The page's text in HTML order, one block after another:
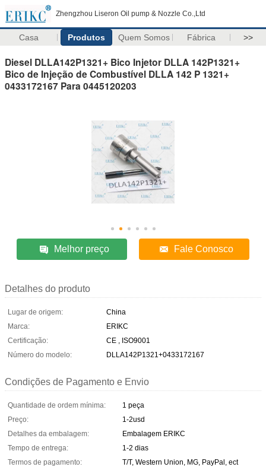
Zhengzhou Liseron Oil pump & Nozzle Co.,Ltd
Casa Produtos Quem Somos Fábrica >>
Diesel DLLA142P1321+ Bico Injetor DLLA 142P1321+
Bico de Injeção de Combustível DLLA 142 P 1321+
0433172167 Para 0445120203
Melhor preço Fale Conosco
Detalhes do produto
Lugar de origem:
China
Marca:
ERIKC
Certificação:
CE , ISO9001
Número do modelo:
DLLA142P1321+0433172167
Condições de Pagamento e Envio
Quantidade de ordem mínima:
1 peça
Preço:
1-2usd
Detalhes da embalagem:
Embalagem ERIKC
Tempo de entrega:
1-2 dias
Termos de pagamento:
T/T, Western Union, MG, PayPal, ect